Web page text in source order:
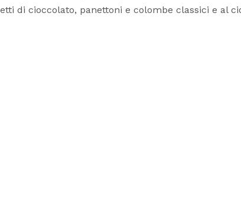
di cioccolato, panettoni e colombe classici e al